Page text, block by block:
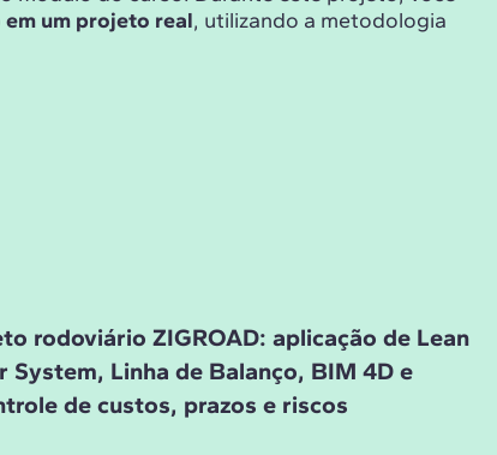
um projeto real, utilizando a metodologia
rodoviário ZIGROAD: aplicação de Lean
Linha de Balanço, BIM 4D e
de custos, prazos e riscos